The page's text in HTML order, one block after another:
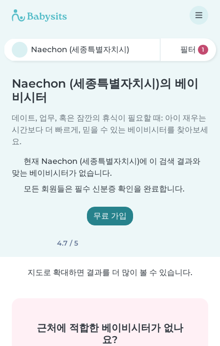
필터 1
Naechon (세종특별자치시)의 베이
비시터
데이트, 업무, 혹은 잠깐의 휴식이 필요할 때: 아이 재우는
시간보다 더 빠르게, 믿을 수 있는 베이비시터를 찾아보세
요.
현재 Naechon (세종특별자치시)에 이 검색 결과와
맞는 베이비시터가 없습니다.
모든 회원들은 필수 신분증 확인을 완료합니다.
무료 가입
4.7 / 5
지도로 확대하면 결과를 더 많이 볼 수 있습니다.
근처에 적합한 베이비시터가 없나
요?